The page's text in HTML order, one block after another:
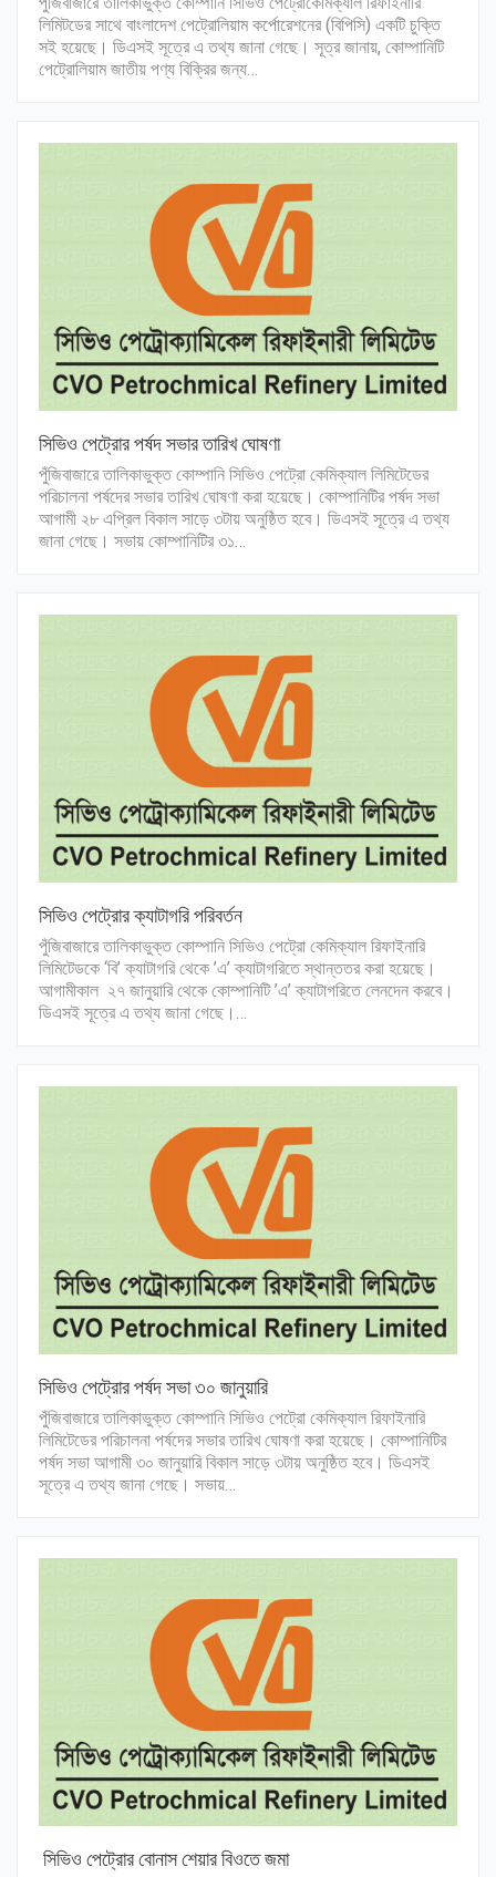
লিমিটডের সাথে বাংলাদেশ পেট্রোলিয়াম কর্পোরেশনের (বিপিসি) একটি চুক্তি
সই হয়েছে। ডিএসই সূত্রে এ তথ্য জানা গেছে। সূত্র জানায়, কোম্পানিটি
পেট্রোলিয়াম জাতীয় পণ্য বিক্রির জন্য…
সিভিও পেট্রোর পর্ষদ সভার তারিখ ঘোষণা
পুঁজিবাজারে তালিকাভুক্ত কোম্পানি সিভিও পেট্রো কেমিক্যাল লিমিটেডের
পরিচালনা পর্ষদের সভার তারিখ ঘোষণা করা হয়েছে। কোম্পানিটির পর্ষদ সভা
আগামী ২৮ এপ্রিল বিকাল সাড়ে ৩টায় অনুষ্ঠিত হবে। ডিএসই সূত্রে এ তথ্য
জানা গেছে। সভায় কোম্পানিটির ৩১…
সিভিও পেট্রোর ক্যাটাগরি পরিবর্তন
পুঁজিবাজারে তালিকাভুক্ত কোম্পানি সিভিও পেট্রো কেমিক্যাল রিফাইনারি
লিমিটেডকে ‘বি’ ক্যাটাগরি থেকে ’এ’ ক্যাটাগরিতে স্থান্ততর করা হয়েছে।
আগামীকাল ২৭ জানুয়ারি থেকে কোম্পানিটি ’এ’ ক্যাটাগরিতে লেনদেন করবে।
ডিএসই সূত্রে এ তথ্য জানা গেছে।…
সিভিও পেট্রোর পর্ষদ সভা ৩০ জানুয়ারি
পুঁজিবাজারে তালিকাভুক্ত কোম্পানি সিভিও পেট্রো কেমিক্যাল রিফাইনারি
লিমিটেডের পরিচালনা পর্ষদের সভার তারিখ ঘোষণা করা হয়েছে। কোম্পানিটির
পর্ষদ সভা আগামী ৩০ জানুয়ারি বিকাল সাড়ে ৩টায় অনুষ্ঠিত হবে। ডিএসই
সূত্রে এ তথ্য জানা গেছে। সভায়…
সিভিও পেট্রোর বোনাস শেয়ার বিওতে জমা